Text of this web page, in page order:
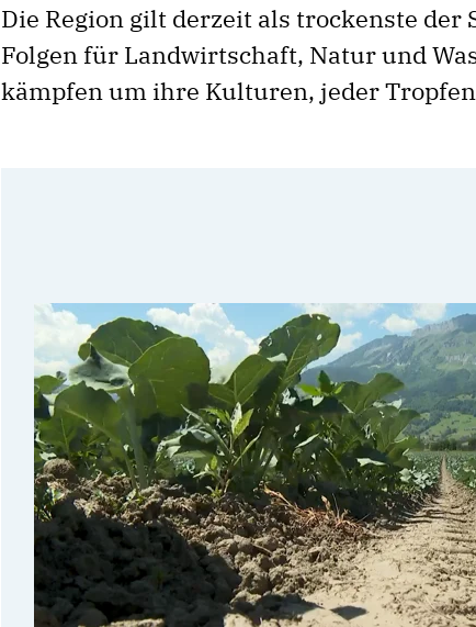
Die Region gilt derzeit als trockenste der
Folgen für Landwirtschaft, Natur und
kämpfen um ihre Kulturen, jeder